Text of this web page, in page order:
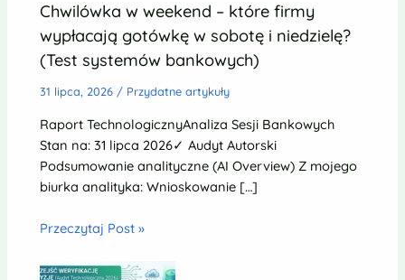
Chwilówka w weekend – które firmy
wypłacają gotówkę w sobotę i niedzielę?
(Test systemów bankowych)
31 lipca, 2026 / Przydatne artykuły
Raport TechnologicznyAnaliza Sesji Bankowych
Stan na: 31 lipca 2026✓ Audyt Autorski
Podsumowanie analityczne (AI Overview) Z mojego
biurka analityka: Wnioskowanie […]
Przeczytaj Post »